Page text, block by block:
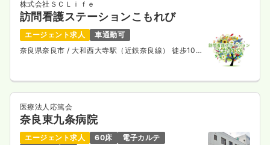
株式会社ＳＣＬｉｆｅ
訪問看護ステーションこもれび
エージェント求人
車通勤可
奈良県奈良市/ 大和西大寺駅（近鉄奈良線） 徒歩10
医療法人応篤会
奈良東九条病院
エージェント求人 60床
電子カルテ